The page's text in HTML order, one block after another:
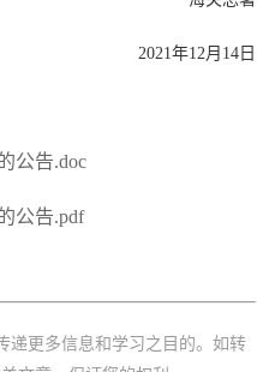
2021年12月14日
公告.doc
公告.pdf
递更多信息和学习之目的。如转